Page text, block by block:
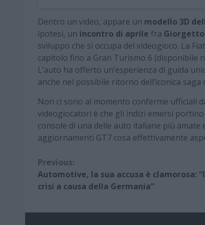
Dentro un video, appare un modello 3D
ipotesi, un incontro di aprile fra Giorgetto
sviluppo che si occupa del videogioco. La
capitolo fino a Gran Turismo 6 (disponibile
L’auto ha offerto un’esperienza di guida
anche nel possibile ritorno dell’iconica saga
Non ci sono al momento conferme ufficiali
videogiocatori è che gli indizi emersi
console di una delle auto italiane più
aggiornamenti GT7 cosa effettivamente
Continue
Reading
Previous:
Automotive, la sua accusa è clamorosa:
crisi a causa della Germania”